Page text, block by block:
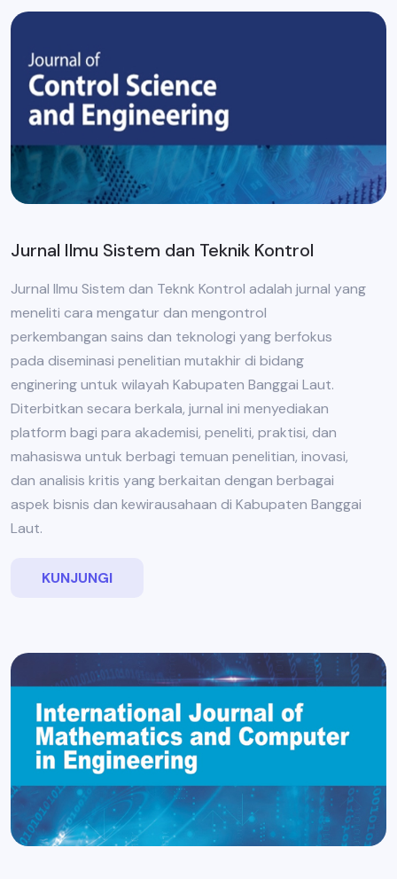
Jurnal Ilmu Sistem dan Teknik Kontrol
Jurnal Ilmu Sistem dan Teknk Kontrol adalah jurnal yang
meneliti cara mengatur dan mengontrol
perkembangan sains dan teknologi yang berfokus
pada diseminasi penelitian mutakhir di bidang
enginering untuk wilayah Kabupaten Banggai Laut.
Diterbitkan secara berkala, jurnal ini menyediakan
platform bagi para akademisi, peneliti, praktisi, dan
mahasiswa untuk berbagi temuan penelitian, inovasi,
dan analisis kritis yang berkaitan dengan berbagai
aspek bisnis dan kewirausahaan di Kabupaten Banggai
Laut.
KUNJUNGI